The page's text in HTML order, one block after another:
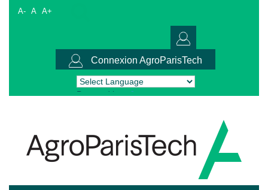
A- A A+
Connexion AgroParisTech
Powered by Translate